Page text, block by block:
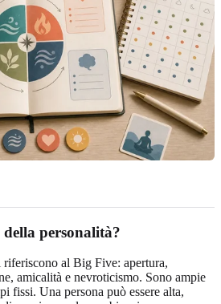
della personalità?
al Big Five: apertura,
amicalità e nevroticismo. Sono ampie
fissi. Una persona può essere alta,